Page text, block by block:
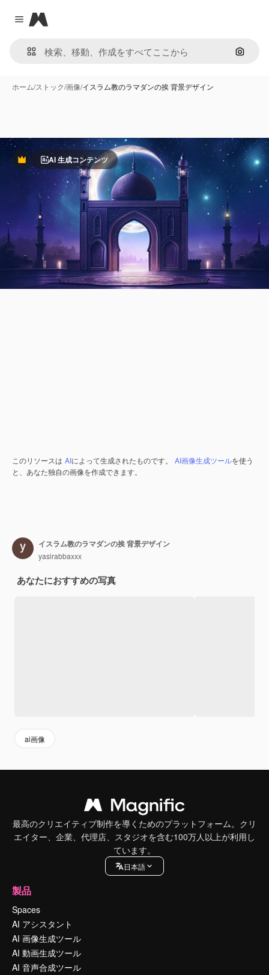
Close menu
Magnific
画像で
ホーム/ストック/画像/イスラム教のラマダンの挨 背景デザイン
PremiumAI 生成コンテンツ
このリソースは AIによって生成されたものです。 AI画像生成ツールを使う
と、あなた独自の画像を作成できます。
イスラム教のラマダンの挨 背景デザイン
yasirabbaxxx
あなたにおすすめの写真
ai画像
最高のクリエイティブ制作を導くためのプラットフォーム。クリ
エイター、企業、代理店、スタジオを含む100万人以上が利用し
ています。
日本語
製品
Spaces
AI アシスタント
AI 画像生成ツール
AI 動画生成ツール
AI 音声合成ツール